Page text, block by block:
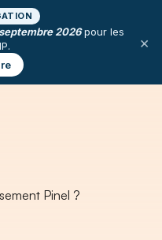
2026pour les
×
Pinel ?​